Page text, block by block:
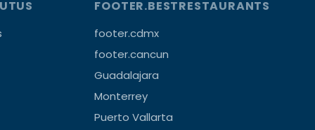
FOOTER.BESTRESTAURANTS
footer.cdmx
footer.cancun
Guadalajara
Monterrey
Puerto Vallarta